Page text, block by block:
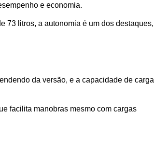
e economia.
73 litros, a autonomia é um dos destaques,
da versão, e a capacidade de carga
facilita manobras mesmo com cargas